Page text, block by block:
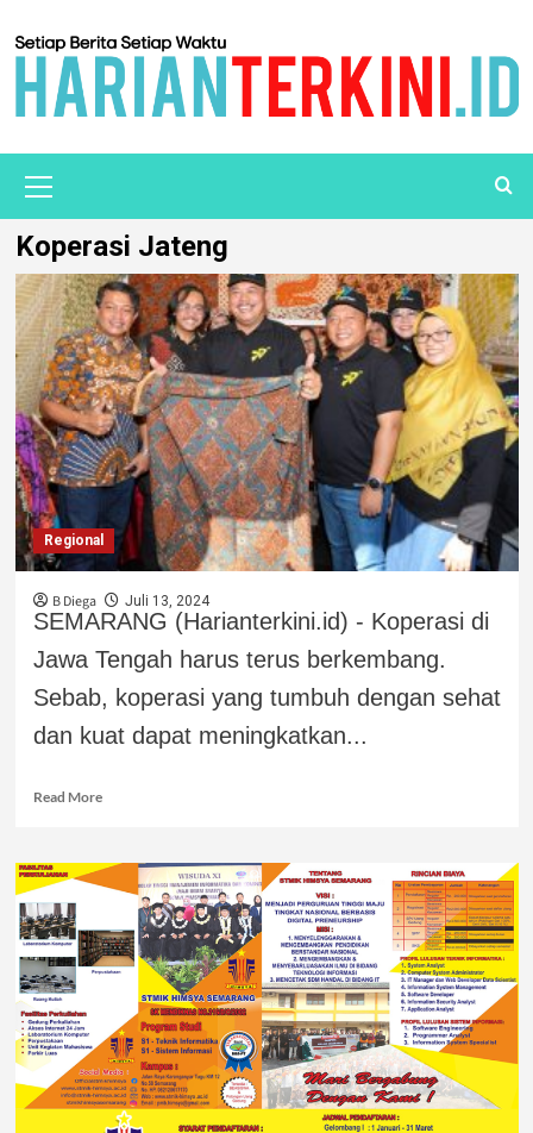
Koperasi Jateng
Regional
B Diega Juli 13, 2024
SEMARANG (Harianterkini.id) - Koperasi di
Jawa Tengah harus terus berkembang.
Sebab, koperasi yang tumbuh dengan sehat
dan kuat dapat meningkatkan...
Read More